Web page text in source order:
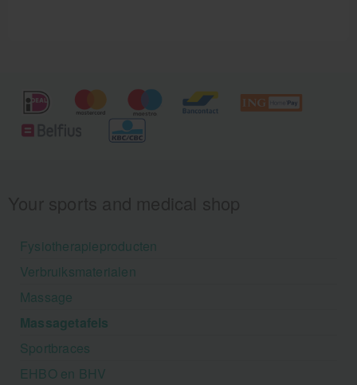
Fysiotherapieproducten
Verbruiksmaterialen
Massage
Massagetafels
Sportbraces
EHBO en BHV